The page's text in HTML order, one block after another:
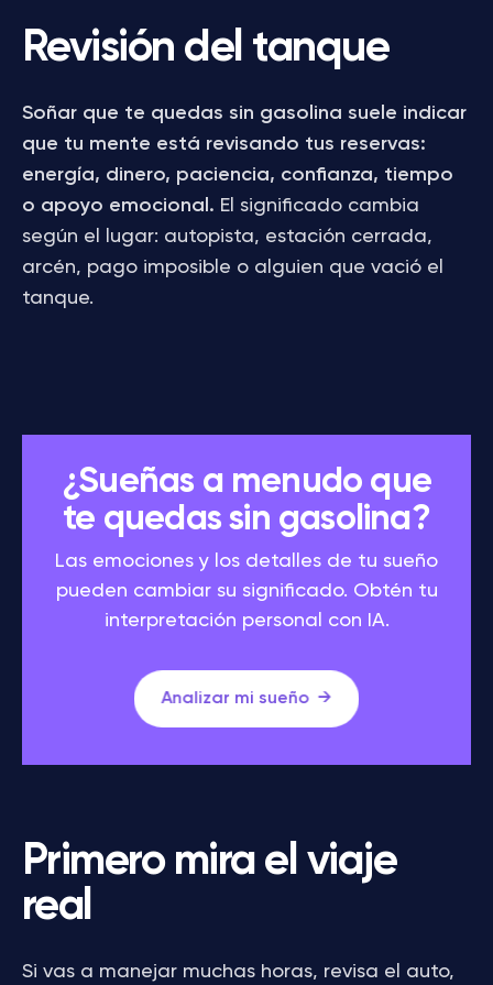
Revisión del tanque
Soñar que te quedas sin gasolina suele indicar
que tu mente está revisando tus reservas:
energía, dinero, paciencia, confianza, tiempo
o apoyo emocional. El significado cambia
según el lugar: autopista, estación cerrada,
arcén, pago imposible o alguien que vació el
tanque.
¿Sueñas a menudo que
te quedas sin gasolina?
Las emociones y los detalles de tu sueño
pueden cambiar su significado. Obtén tu
interpretación personal con IA.
Analizar mi sueño
Primero mira el viaje
real
Si vas a manejar muchas horas, revisa el auto,